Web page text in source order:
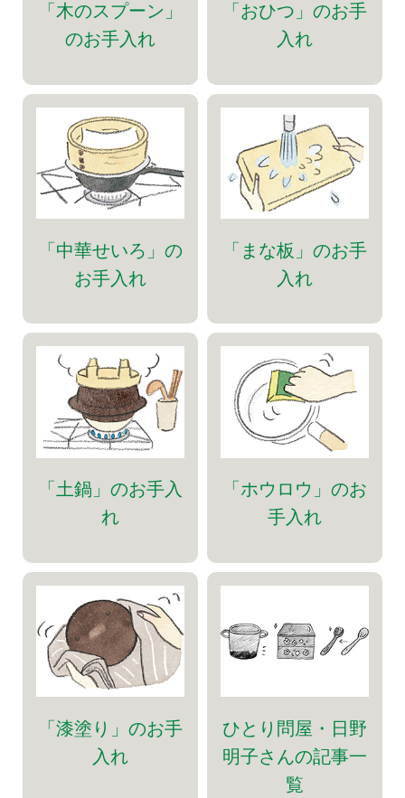
「木のスプーン」
のお手入れ
「おひつ」のお手
入れ
「中華せいろ」の
お手入れ
「まな板」のお手
入れ
「土鍋」のお手入
れ
「ホウロウ」のお
手入れ
「漆塗り」のお手
入れ
ひとり問屋・日野
明子さんの記事一
覧